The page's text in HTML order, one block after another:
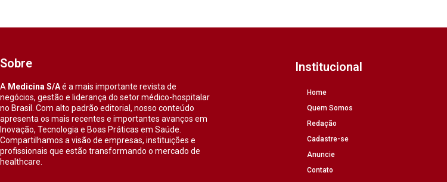
Sobre
A Medicina S/Aé a mais importante revista de
negócios, gestão e liderança do setor médico-hospitalar
no Brasil. Com alto padrão editorial, nosso conteúdo
apresenta os mais recentes e importantes avanços em
Inovação, Tecnologia e Boas Práticas em Saúde.
Compartilhamos a visão de empresas, instituições e
profissionais que estão transformando o mercado de
healthcare.
Institucional
Home
Quem Somos
Redação
Cadastre-se
Anuncie
Contato